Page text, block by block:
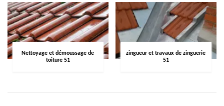
Nettoyage et démoussage de
toiture 51
zingueur et travaux de zinguerie
51